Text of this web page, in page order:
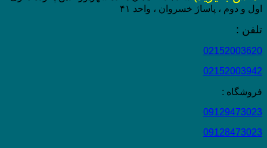
اول و دوم ، پاساژ خسروان ، واحد ۴۱
تلفن :
02152003620
02152003942
فروشگاه :
09129473023
09128473023